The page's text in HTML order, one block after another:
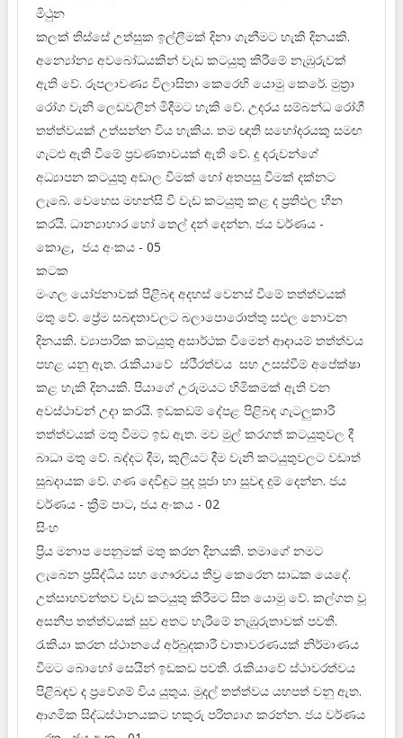
මිථුන
කලක් තිස්සේ උත්සුක ඉල්ලීමක් දිනා ගැනීමට හැකි දිනයකි.
අන්‍යෝන්‍ය අවබෝධයකින් වැඩ කටයුතු කිරීමේ නැඹුරුවක්
ඇති වේ. රූපලාවණ්‍ය විලාසිතා කෙරෙහි යොමු කෙරේ. මුත්‍රා
රෝග වැනි ලෙඩවලින් මිදීමට හැකි වේ. උදරය සම්බන්ධ රෝගී
තත්ත්වයක් උත්සන්න විය හැකිය. තම ඥාති සහෝදරයකු සමඟ
ගැටළු ඇති වීමේ ප්‍රවණතාවයක් ඇති වේ. දූ දරුවන්ගේ
අධ්‍යාපන කටයුතු අඩාල වීමක් හෝ අතපසු වීමක් දක්නට
ලැබේ. වෙහෙස මහන්සි වී වැඩ කටයුතු කළ ද ප්‍රතිඵල හීන
කරයි. ධාන්‍යාහාර හෝ තෙල් දන් දෙන්න. ජය වර්ණය -
කොළ, ජය අංකය - 05
කටක
මංගල යෝජනාවක් පිළිබඳ අදහස් වෙනස් වීමේ තත්ත්වයක්
මතු වේ. ප්‍රේම සබඳතාවලට බලාපොරොත්තු සඵල නොවන
දිනයකි. ව්‍යාපාරික කටයුතු අසාර්ථක වීමෙන් ආදායම් තත්ත්වය
පහළ යනු ඇත. රැකියාවේ ස්ථීරත්වය සහ උසස්වීම් අපේක්ෂා
කළ හැකි දිනයකි. පියාගේ උරුමයට හිමිකමක් ඇති වන
අවස්ථාවන් උදා කරයි. ඉඩකඩම් දේපළ පිළිබඳ ගැටලුකාරී
තත්ත්වයක් මතු වීමට ඉඩ ඇත. මව මුල් කරගත් කටයුතුවල දී
බාධා මතු වේ. බද්දට දීම, කුලියට දීම වැනි කටයුතුවලට වඩාත්
සුබදායක වේ. ගණ දෙවිඳුට පුද පූජා හා සුවඳ දුම් දෙන්න. ජය
වර්ණය - ක්‍රීම් පාට, ජය අංකය - 02
සිංහ
ප්‍රිය මනාප පෙනුමක් මතු කරන දිනයකි. තමාගේ නමට
ලැබෙන ප්‍රසිද්ධිය සහ ගෞරවය තීව්‍ර කෙරෙන සාධක යෙදේ.
උත්සාහවන්තව වැඩ කටයුතු කිරීමට සිත යොමු වේ. කල්ගත වූ
අසනීප තත්ත්වයක් සුව අතට හැරීමේ නැඹුරුතාවක් පවතී.
රැකියා කරන ස්ථානයේ අර්බුදකාරී වාතාවරණයක් නිර්මාණය
වීමට බොහෝ සෙයින් ඉඩකඩ පවතී. රැකියාවේ ස්ථාවරත්වය
පිළිබඳව ද ප්‍රවේශම් විය යුතුය. මුදල් තත්ත්වය යහපත් වනු ඇත.
ආගමික සිද්ධස්ථානයකට හකුරු පරිත්‍යාග කරන්න. ජය වර්ණය